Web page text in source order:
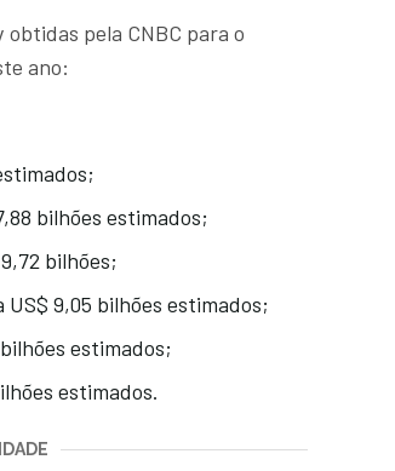
pela CNBC para o
ano:
bilhões estimados;
bilhões;
9,05 bilhões estimados;
estimados;
estimados.